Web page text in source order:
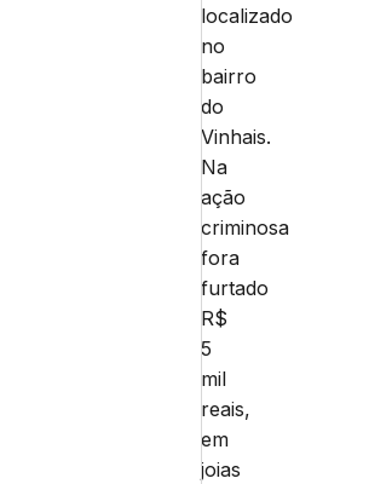
localizado
no
bairro
do
Vinhais.
Na
ação
criminosa
fora
furtado
R$
5
mil
reais,
em
joias